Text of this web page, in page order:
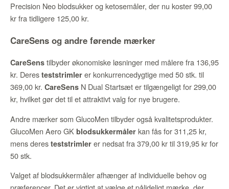
Precision Neo blodsukker og ketosemåler, der nu koster 99,00
kr fra tidligere 125,00 kr.
CareSens og andre førende mærker
CareSens tilbyder økonomiske løsninger med målere fra 136,95
kr. Deres teststrimler er konkurrencedygtige med 50 stk. til
369,00 kr. CareSens N Dual Startsæt er tilgængeligt for 299,00
kr, hvilket gør det til et attraktivt valg for nye brugere.
Andre mærker som GlucoMen tilbyder også kvalitetsprodukter.
GlucoMen Aero GK blodsukkermåler kan fås for 311,25 kr,
mens deres teststrimler er nedsat fra 379,00 kr til 319,95 kr for
50 stk.
Valget af blodsukkermåler afhænger af individuelle behov og